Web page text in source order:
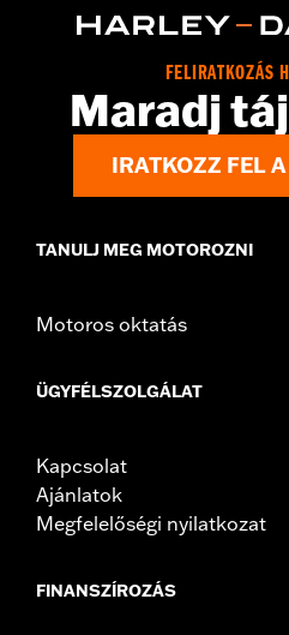
Imported
Dimension Description:SHAFT
FELIRATKOZÁS
Maradj
IRATKOZZ FEL
TANULJ MEG MOTOROZNI
Motoros oktatás
ÜGYFÉLSZOLGÁLAT
Kapcsolat
Ajánlatok
Megfelelőségi nyilatkozat
FINANSZÍROZÁS